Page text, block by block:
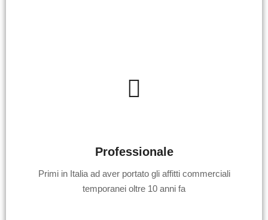
Professionale
Primi in Italia ad aver portato gli affitti commerciali
temporanei oltre 10 anni fa